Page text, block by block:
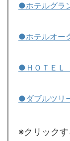
●ホテルグラ
●ホテルオー
●ＨＯＴＥ
●ダブルツリ
※クリック